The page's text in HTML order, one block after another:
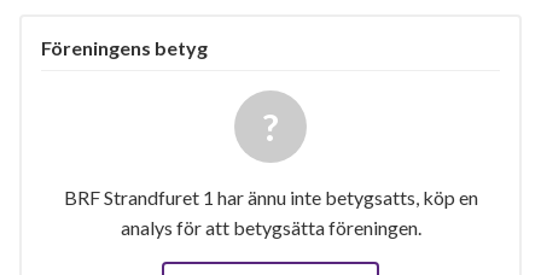
Föreningens betyg
BRF Strandfuret 1 har ännu inte betygsatts, köp en
analys för att betygsätta föreningen.